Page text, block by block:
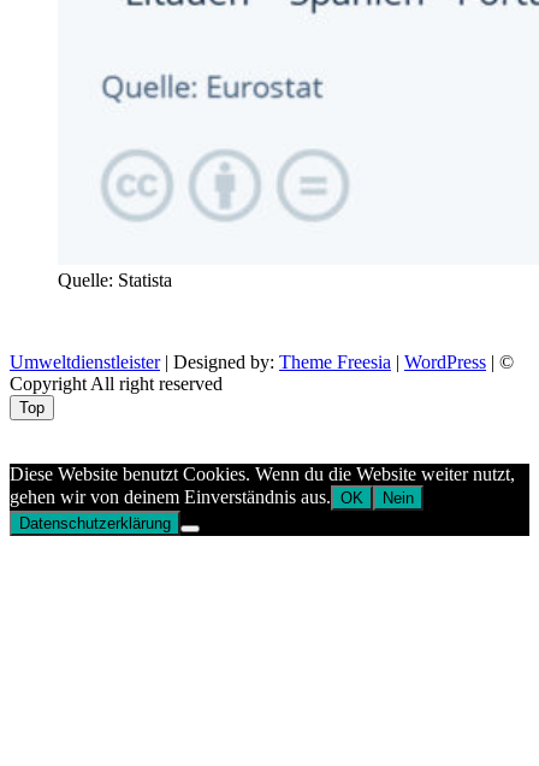
Quelle: Statista
Umweltdienstleister| Designed by: Theme Freesia | WordPress | ©
Copyright All right reserved
Top
Diese Website benutzt Cookies. Wenn du die Website weiter nutzt,
gehen wir von deinem Einverständnis aus. OK
Nein
Datenschutzerklärung